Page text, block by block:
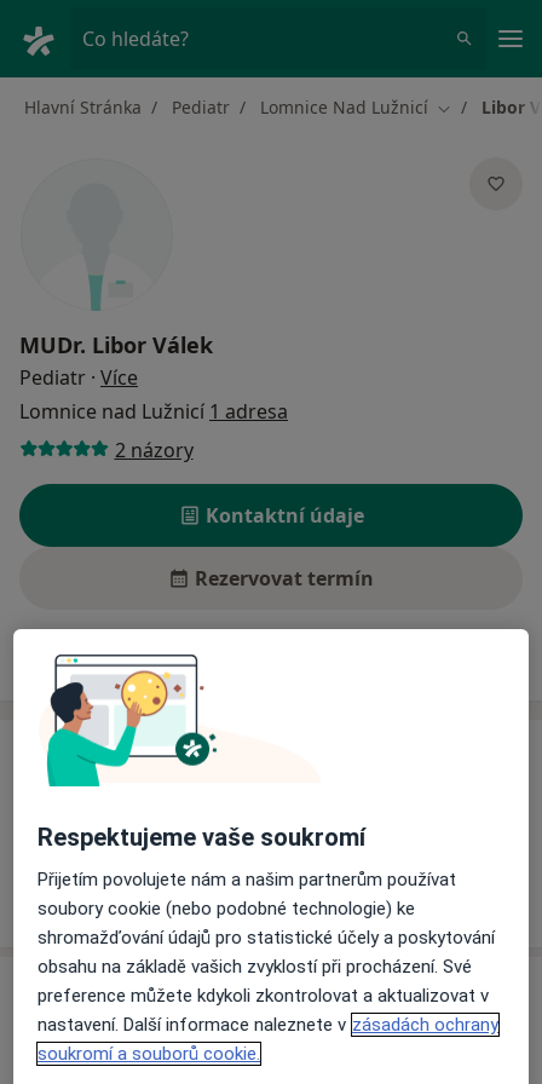
Co hledáte?
Hlavní Stránka Pediatr Lomnice Nad Lužnicí ZměnaLibor
MUDr. Libor Válek
Pediatr · Více
Lomnice nad Lužnicí 1 adresa
2 názory
Kontaktní údaje
Rezervovat termín
Ceník Adresy
Ceník
Tento specialista ještě nepřidával žádné informace o
svých službách.
Adresa
Ordinace PL pro děti a dorost
Respektujeme vaše soukromí
Přijetím povolujete nám a našim partnerům používat
soubory cookie (nebo podobné technologie) ke
shromažďování údajů pro statistické účely a poskytování
obsahu na základě vašich zvyklostí při procházení. Své
preference můžete kdykoli zkontrolovat a aktualizovat v
nastavení. Další informace naleznete v zásadách ochrany
soukromí a souborů cookie.